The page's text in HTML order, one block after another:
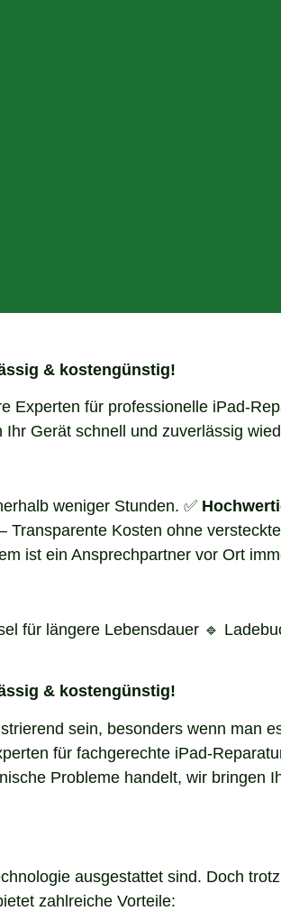
& kostengünstig!
Experten für professionelle iPad-
Gerät schnell und zuverlässig
weniger Stunden. ✅
Transparente Kosten ohne
ist ein Ansprechpartner vor Ort
für längere Lebensdauer 🔹
& kostengünstig!
sein, besonders wenn man
für fachgerechte iPad-
Probleme handelt, wir bringen
ausgestattet sind. Doch
zahlreiche Vorteile: